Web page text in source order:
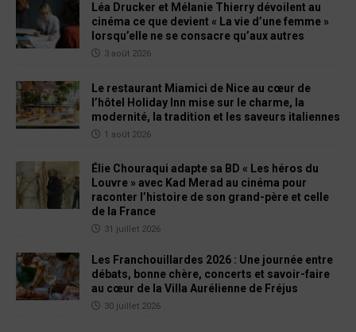
Léa Drucker et Mélanie Thierry dévoilent au
cinéma ce que devient « La vie d’une femme »
lorsqu’elle ne se consacre qu’aux autres
3 août 2026
Le restaurant Miamici de Nice au cœur de
l’hôtel Holiday Inn mise sur le charme, la
modernité, la tradition et les saveurs italiennes
1 août 2026
Élie Chouraqui adapte sa BD « Les héros du
Louvre » avec Kad Merad au cinéma pour
raconter l’histoire de son grand-père et celle
de la France
31 juillet 2026
Les Franchouillardes 2026 : Une journée entre
débats, bonne chère, concerts et savoir-faire
au cœur de la Villa Aurélienne de Fréjus
30 juillet 2026